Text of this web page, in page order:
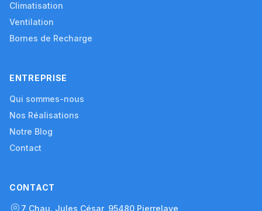
Climatisation
Ventilation
Bornes de Recharge
ENTREPRISE
Qui sommes-nous
Nos Réalisations
Notre Blog
Contact
CONTACT
7 Chau. Jules César, 95480 Pierrelaye